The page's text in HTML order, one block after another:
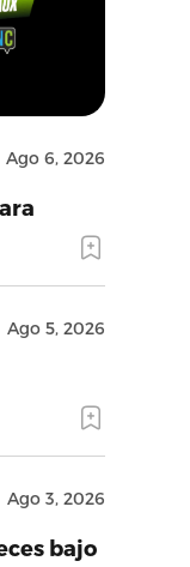
Ago 6, 2026
Ago 5, 2026
Ago 3, 2026
bajo